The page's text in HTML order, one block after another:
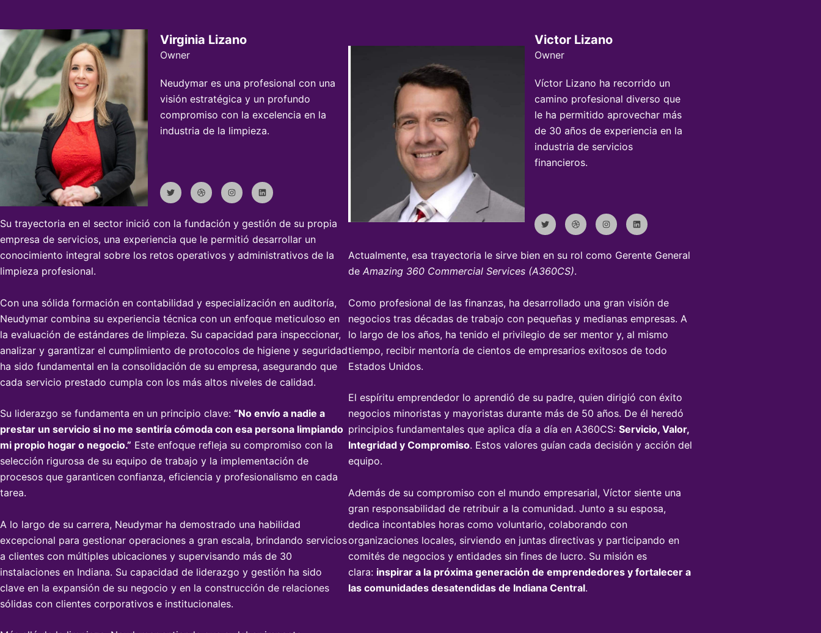
Virginia Lizano
Owner
Neudymar es una profesional con una
visión estratégica y un profundo
compromiso con la excelencia en la
industria de la limpieza.
i
t
t
i
b
b
e
s
t
a
a
n
k
e
n
Su trayectoria en el sector inició con la fundación y gestión de su propia
empresa de servicios, una experiencia que le permitió desarrollar un
conocimiento integral sobre los retos operativos y administrativos de la
limpieza profesional.
Con una sólida formación en contabilidad y especialización en auditoría,
Neudymar combina su experiencia técnica con un enfoque meticuloso en
la evaluación de estándares de limpieza. Su capacidad para inspeccionar,
analizar y garantizar el cumplimiento de protocolos de higiene y seguridad
ha sido fundamental en la consolidación de su empresa, asegurando que
cada servicio prestado cumpla con los más altos niveles de calidad.
Su liderazgo se fundamenta en un principio clave: “No envío a nadie a
prestar un servicio si no me sentiría cómoda con esa persona limpiando
mi propio hogar o negocio.” Este enfoque refleja su compromiso con la
selección rigurosa de su equipo de trabajo y la implementación de
procesos que garanticen confianza, eficiencia y profesionalismo en cada
tarea.
A lo largo de su carrera, Neudymar ha demostrado una habilidad
excepcional para gestionar operaciones a gran escala, brindando servicios
a clientes con múltiples ubicaciones y supervisando más de 30
instalaciones en Indiana. Su capacidad de liderazgo y gestión ha sido
clave en la expansión de su negocio y en la construcción de relaciones
sólidas con clientes corporativos e institucionales.
Victor Lizano
Owner
Víctor Lizano ha recorrido un
camino profesional diverso que
le ha permitido aprovechar más
de 30 años de experiencia en la
industria de servicios
financieros.
i
t
t
i
b
b
e
s
t
a
a
n
k
e
n
Actualmente, esa trayectoria le sirve bien en su rol como Gerente General
de Amazing 360 Commercial Services (A360CS).
Como profesional de las finanzas, ha desarrollado una gran visión de
negocios tras décadas de trabajo con pequeñas y medianas empresas. A
lo largo de los años, ha tenido el privilegio de ser mentor y, al mismo
tiempo, recibir mentoría de cientos de empresarios exitosos de todo
Estados Unidos.
El espíritu emprendedor lo aprendió de su padre, quien dirigió con éxito
negocios minoristas y mayoristas durante más de 50 años. De él heredó
principios fundamentales que aplica día a día en A360CS: Servicio, Valor,
Integridad y Compromiso. Estos valores guían cada decisión y acción del
equipo.
Además de su compromiso con el mundo empresarial, Víctor siente una
gran responsabilidad de retribuir a la comunidad. Junto a su esposa,
dedica incontables horas como voluntario, colaborando con
organizaciones locales, sirviendo en juntas directivas y participando en
comités de negocios y entidades sin fines de lucro. Su misión es
clara: inspirar a la próxima generación de emprendedores y fortalecer a
las comunidades desatendidas de Indiana Central.